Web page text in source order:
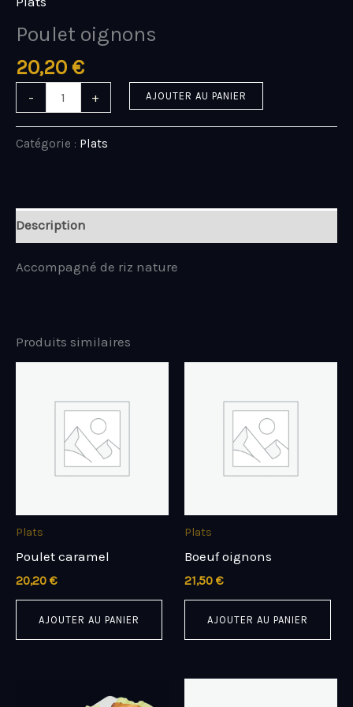
Poulet oignons
20,20 €
- + AJOUTER AU PANIER
Catégorie : Plats
Description
Accompagné de riz nature
Produits similaires
Plats
Poulet caramel
20,20 €
AJOUTER AU PANIER
Plats
Boeuf oignons
21,50 €
AJOUTER AU PANIER